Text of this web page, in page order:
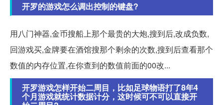
开罗的游戏怎么调出控制的键盘?
用八门神器,金币搜船上那个最贵的大炮,搜到后,改成负数,
回游戏买,金牌要在酒馆搜那个剩余的次数,搜到后查看那个
数值的内存位置,在你查到的数值前面的00改...
开罗游戏怎样开始二周目，比如足球物语打了8年4
个月游戏就统计数据计分，这时候可不可以直接开